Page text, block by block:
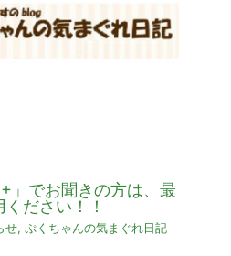
」でお聞きの方は、最
ださい！！
せ, ぷくちゃんの気まぐれ日記